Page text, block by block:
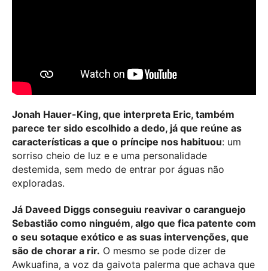
Jonah Hauer-King, que interpreta Eric, também
parece ter sido escolhido a dedo, já que reúne as
características a que o príncipe nos habituou: um
sorriso cheio de luz e e uma personalidade
destemida, sem medo de entrar por águas não
exploradas.
Já Daveed Diggs conseguiu reavivar o caranguejo
Sebastião como ninguém, algo que fica patente com
o seu sotaque exótico e as suas intervenções, que
são de chorar a rir. O mesmo se pode dizer de
Awkuafina, a voz da gaivota palerma que achava que